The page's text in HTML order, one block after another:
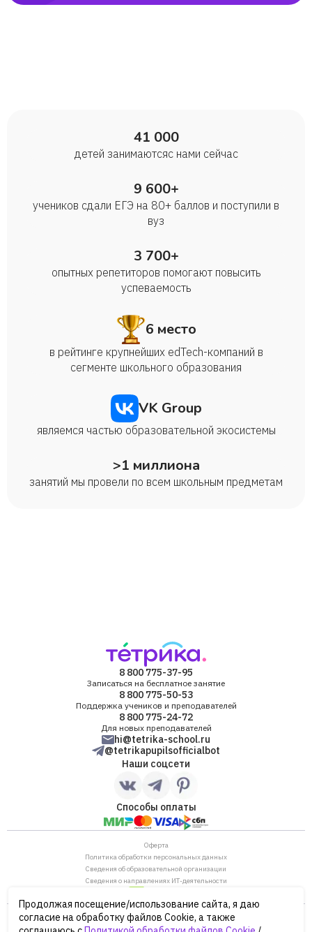
41 000
детей занимаются с нами сейчас
9 600+
учеников сдали ЕГЭ на 80+ баллов и поступили в
вуз
3 700+
опытных репетиторов помогают повысить
успеваемость
6 место
в рейтинге крупнейших edTech-компаний в
сегменте школьного образования
VK Group
являемся частью образовательной экосистемы
>1 миллиона
занятий мы провели по всем школьным предметам
8 800 775-37-95
Записаться на бесплатное занятие
8 800 775-50-53
Поддержка учеников и преподавателей
8 800 775-24-72
Для новых преподавателей
hi@tetrika-school.ru
@tetrikapupilsofficialbot
Наши соцсети
Способы оплаты
Оферта
Политика обработки персональных данных
Сведения об образовательной организации
Сведения о направлениях ИТ-деятельности
ОГРН: 1187746880530
ИНН/КПП: 7702446568/770901001
Продолжая посещение/использование сайта, я даю
согласие на обработку файлов Cookie, а также